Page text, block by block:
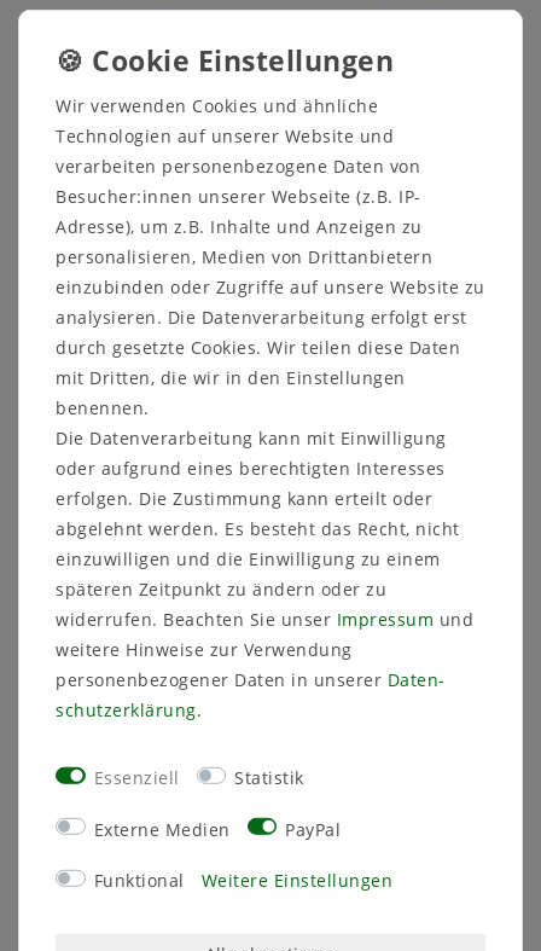
MePla - Pflanzkübel in
Betonlook
ab 12,99 €
inkl. ges. MwSt.zzgl.
Artikel anzeigen
Betonlook mit Rille
ab 11,99 €
inkl. ges. MwSt.zzgl.
Artikel anzeigen
Restposten & Auslaufartikel –
Hochwertige Pflanzkübel zu
unschlagbaren Preisen
Sichern Sie sich die letzten Exemplare unserer exklusiven
Pflanzkübel in höchster Qualität zu besonders günstigen
Preisen. In unserer Kategorie für Restposten und
Auslaufartikel finden Sie ein ständig wechselndes
Sortiment an Pflanzgefäßen, die nicht mehr in unser
reguläres Angebot passen. Aber Achtung: Die Lieferung
Wir verwenden Cookies und ähnliche
Technologien auf unserer Website und
verarbeiten personenbezogene Daten von
Besucher:innen unserer Webseite (z.B. IP-
Adresse), um z.B. Inhalte und Anzeigen zu
personalisieren, Medien von Drittanbietern
einzubinden oder Zugriffe auf unsere Website zu
analysieren. Die Datenverarbeitung erfolgt erst
durch gesetzte Cookies. Wir teilen diese Daten
mit Dritten, die wir in den Einstellungen
benennen.
Die Datenverarbeitung kann mit Einwilligung
oder aufgrund eines berechtigten Interesses
erfolgen. Die Zustimmung kann erteilt oder
abgelehnt werden. Es besteht das Recht, nicht
einzuwilligen und die Einwilligung zu einem
späteren Zeitpunkt zu ändern oder zu
widerrufen. Beachten Sie unser Impressum und
weitere Hinweise zur Verwendung
personenbezogener Daten in unserer Daten­
schutz­erklärung.
Essenziell Statistik
Externe Medien PayPal
Funktional Weitere Einstellungen